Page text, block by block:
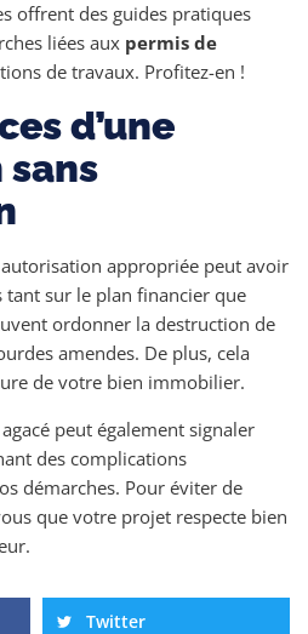
offrent des guides pratiques
liées aux permis de
de travaux. Profitez-en !
d’une
appropriée peut avoir
tant sur le plan financier que
ordonner la destruction de
amendes. De plus, cela
de votre bien immobilier.
peut également signaler
des complications
démarches. Pour éviter de
que votre projet respecte bien
Twitter